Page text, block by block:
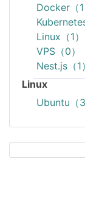
Docker（1
Kubernetes
Linux（1）
VPS（0）
Nest.js（1）
Linux
Ubuntu（3